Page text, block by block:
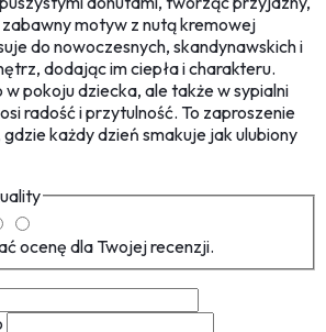
motyw z nutą kremowej
do nowoczesnych, skandynawskich i
dodając im ciepła i charakteru.
w pokoju dziecka, ale także w sypialni
radość i przytulność. To zaproszenie
każdy dzień smakuje jak ulubiony
ocenę dla Twojej recenzji.